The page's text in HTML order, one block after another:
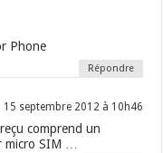
Phone
Répondre
15 septembre 2012 à 10h46
comprend un
micro SIM …